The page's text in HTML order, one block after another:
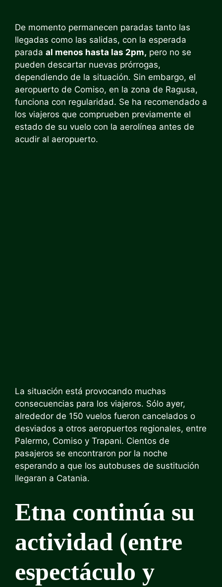
De momento permanecen paradas tanto las
llegadas como las salidas, con la esperada
parada al menos hasta las 2pm, pero no se
pueden descartar nuevas prórrogas,
dependiendo de la situación. Sin embargo, el
aeropuerto de Comiso, en la zona de Ragusa,
funciona con regularidad. Se ha recomendado a
los viajeros que comprueben previamente el
estado de su vuelo con la aerolínea antes de
acudir al aeropuerto.
La situación está provocando muchas
consecuencias para los viajeros. Sólo ayer,
alrededor de 150 vuelos fueron cancelados o
desviados a otros aeropuertos regionales, entre
Palermo, Comiso y Trapani. Cientos de
pasajeros se encontraron por la noche
esperando a que los autobuses de sustitución
llegaran a Catania.
Etna continúa su
actividad (entre
espectáculo y